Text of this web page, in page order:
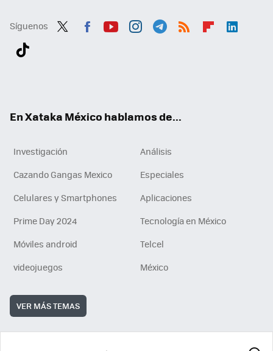
Síguenos
En Xataka México hablamos de...
Investigación
Análisis
Cazando Gangas Mexico
Especiales
Celulares y Smartphones
Aplicaciones
Prime Day 2024
Tecnología en México
Móviles android
Telcel
videojuegos
México
VER MÁS TEMAS